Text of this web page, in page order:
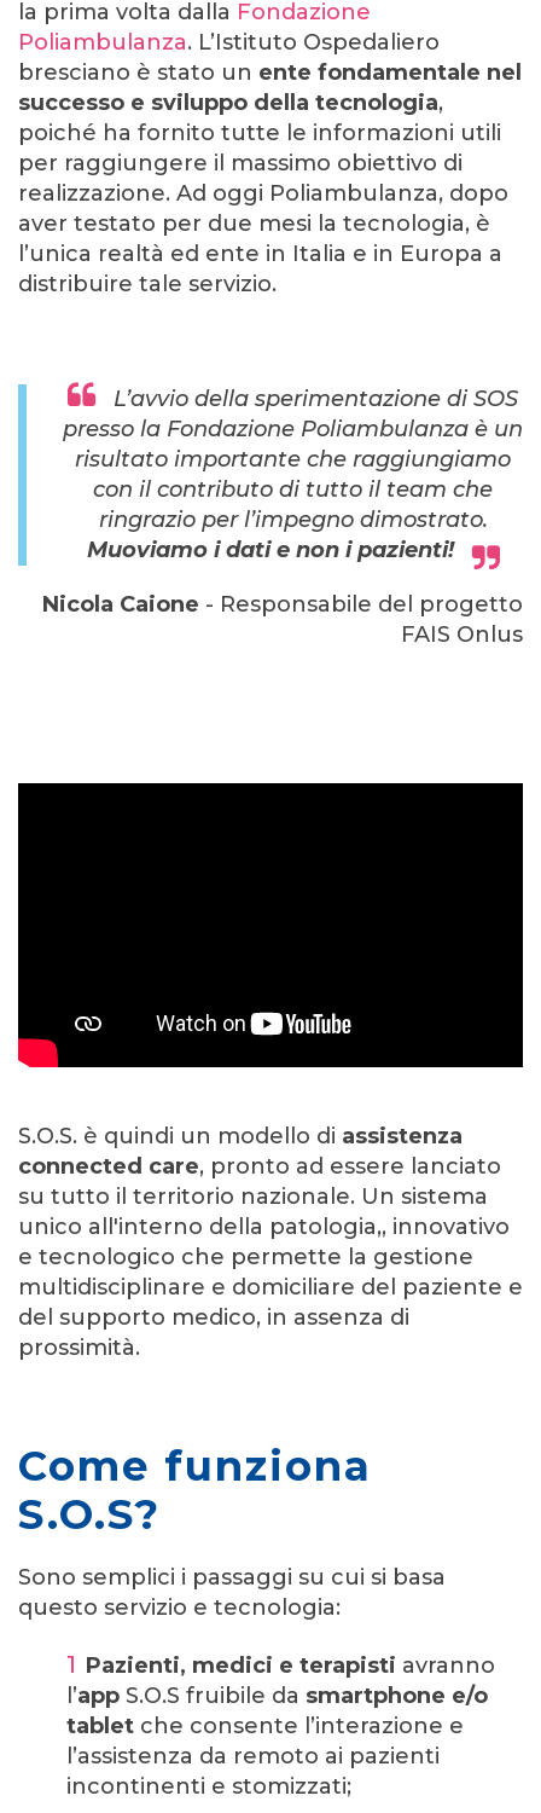
la prima volta dalla Fondazione
Poliambulanza. L’Istituto Ospedaliero
bresciano è stato un ente fondamentale nel
successo e sviluppo della tecnologia,
poiché ha fornito tutte le informazioni utili
per raggiungere il massimo obiettivo di
realizzazione. Ad oggi Poliambulanza, dopo
aver testato per due mesi la tecnologia, è
l’unica realtà ed ente in Italia e in Europa a
distribuire tale servizio.
L’avvio della sperimentazione di SOS
presso la Fondazione Poliambulanza è un
risultato importante che raggiungiamo
con il contributo di tutto il team che
ringrazio per l’impegno dimostrato.
Muoviamo i dati e non i pazienti!
Nicola Caione - Responsabile del progetto
FAIS Onlus
S.O.S. è quindi un modello di assistenza
connected care, pronto ad essere lanciato
su tutto il territorio nazionale. Un sistema
unico all'interno della patologia,, innovativo
e tecnologico che permette la gestione
multidisciplinare e domiciliare del paziente e
del supporto medico, in assenza di
prossimità.
Come funziona
S.O.S?
Sono semplici i passaggi su cui si basa
questo servizio e tecnologia:
Pazienti, medici e terapisti avranno
l’app S.O.S fruibile da smartphone e/o
tablet che consente l’interazione e
l’assistenza da remoto ai pazienti
incontinenti e stomizzati;